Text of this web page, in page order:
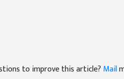
to improve this article?